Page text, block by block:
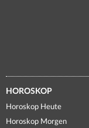
HOROSKOP
Horoskop Heute
Horoskop Morgen